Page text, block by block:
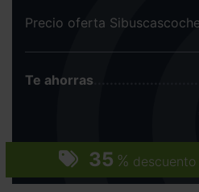
35 %
Precio oferta
Te ahorras